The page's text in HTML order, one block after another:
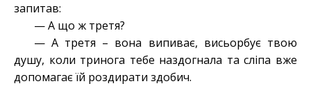
запитав:
— А що ж третя?
— А третя – вона випиває, висьорбує твою
душу, коли тринога тебе наздогнала та сліпа вже
допомагає їй роздирати здобич.